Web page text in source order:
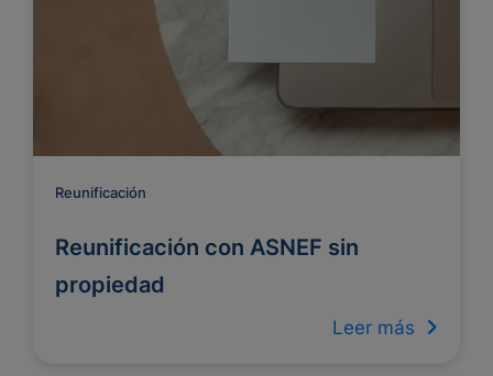
Reunificación
Reunificación con ASNEF sin
propiedad
Leer más